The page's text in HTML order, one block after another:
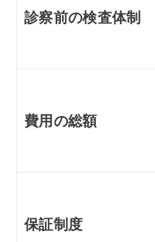
診察前の検査体制
費用の総額
保証制度